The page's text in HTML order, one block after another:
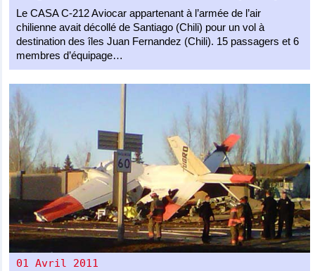
Le CASA C-212 Aviocar appartenant à l’armée de l’air
chilienne avait décollé de Santiago (Chili) pour un vol à
destination des îles Juan Fernandez (Chili). 15 passagers et 6
membres d’équipage…
01 Avril 2011